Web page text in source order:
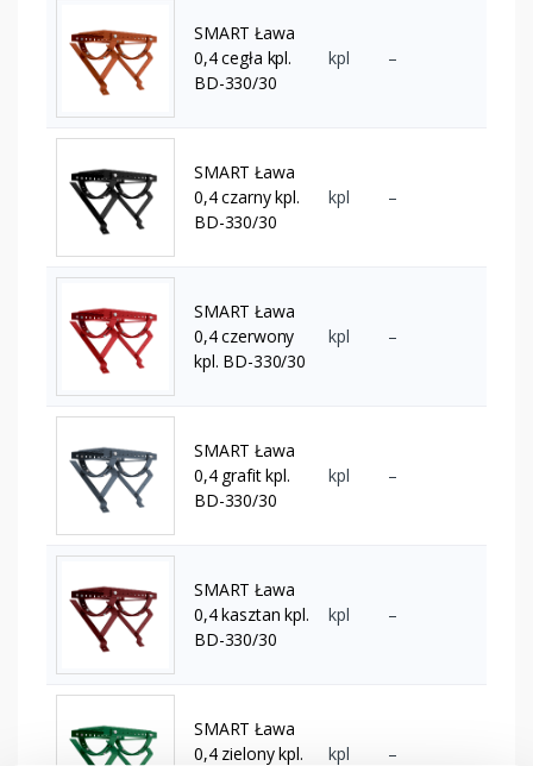
SMART Ława
0,4 cegła kpl.
BD-330/30
kpl –
SMART Ława
0,4 czarny kpl.
BD-330/30
kpl –
SMART Ława
0,4 czerwony
kpl. BD-330/30
kpl –
SMART Ława
0,4 grafit kpl.
BD-330/30
kpl –
SMART Ława
0,4 kasztan kpl.
BD-330/30
kpl –
SMART Ława
0,4 zielony kpl.
kpl –